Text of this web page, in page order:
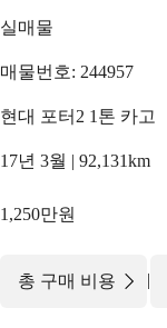
실매물
매물번호: 244957
현대 포터2 1톤 카고
17년 3월 | 92,131km
1,250만원
총 구매 비용 |